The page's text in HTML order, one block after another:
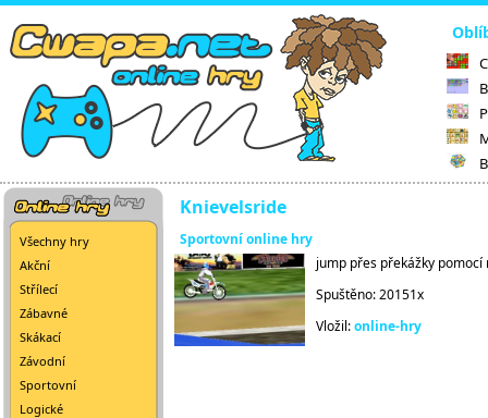
Všechny hry
Akční
Střílecí
Zábavné
Skákací
Závodní
Sportovní
Logické
Knievelsride
Sportovní online hry
jump přes překážky pomocí
Spuštěno: 20151x
Vložil:online-hry